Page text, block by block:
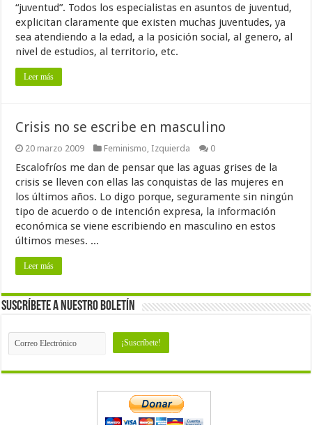
“juventud”. Todos los especialistas en asuntos de juventud,
explicitan claramente que existen muchas juventudes, ya
sea atendiendo a la edad, a la posición social, al genero, al
nivel de estudios, al territorio, etc.
Leer más
Crisis no se escribe en masculino
20 marzo 2009 Feminismo Izquierda 0
Escalofríos me dan de pensar que las aguas grises de la
crisis se lleven con ellas las conquistas de las mujeres en
los últimos años. Lo digo porque, seguramente sin ningún
tipo de acuerdo o de intención expresa, la información
económica se viene escribiendo en masculino en estos
últimos meses. ...
Leer más
Suscríbete a nuestro Boletín